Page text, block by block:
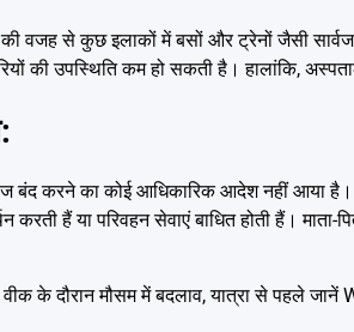
की वजह से कुछ इलाकों में बसों और ट्रेनों जैसी
की उपस्थिति कम हो सकती है। हालांकि,
करने का कोई आधिकारिक आदेश नहीं आया है।
करती हैं या परिवहन सेवाएं बाधित होती हैं।
के दौरान मौसम में बदलाव, यात्रा से पहले